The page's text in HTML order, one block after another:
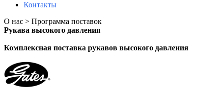
Контакты
О нас > Программа поставок
Рукава высокого давления
Комплексная поставка рукавов высокого давления